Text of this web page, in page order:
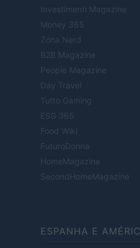
Investimenti Magazine
Money 365
Zona Nerd
B2B Magazine
People Magazine
Day Travel
Tutto Gaming
ESG 365
Food Wiki
FuturoDonna
HomeMagazine
SecondHomeMagazine
ESPANHA E